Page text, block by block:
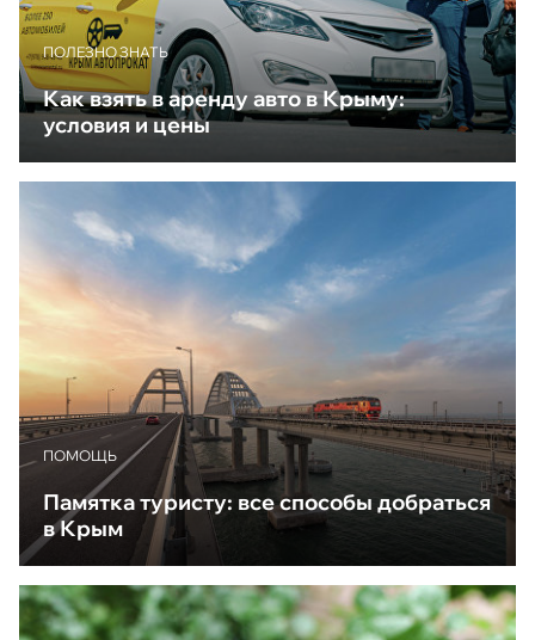
ПОЛЕЗНО ЗНАТЬ
Как взять в аренду авто в Крыму:
условия и цены
ПОМОЩЬ
Памятка туристу: все способы добраться
в Крым